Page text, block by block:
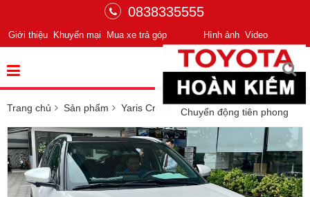
0838335555
Hình ảnh Video
Giới thiệu Khuyến mại Mua xe trả góp
Chuyển động tiên phong
Trang chủ Sản phẩm Yaris Cross